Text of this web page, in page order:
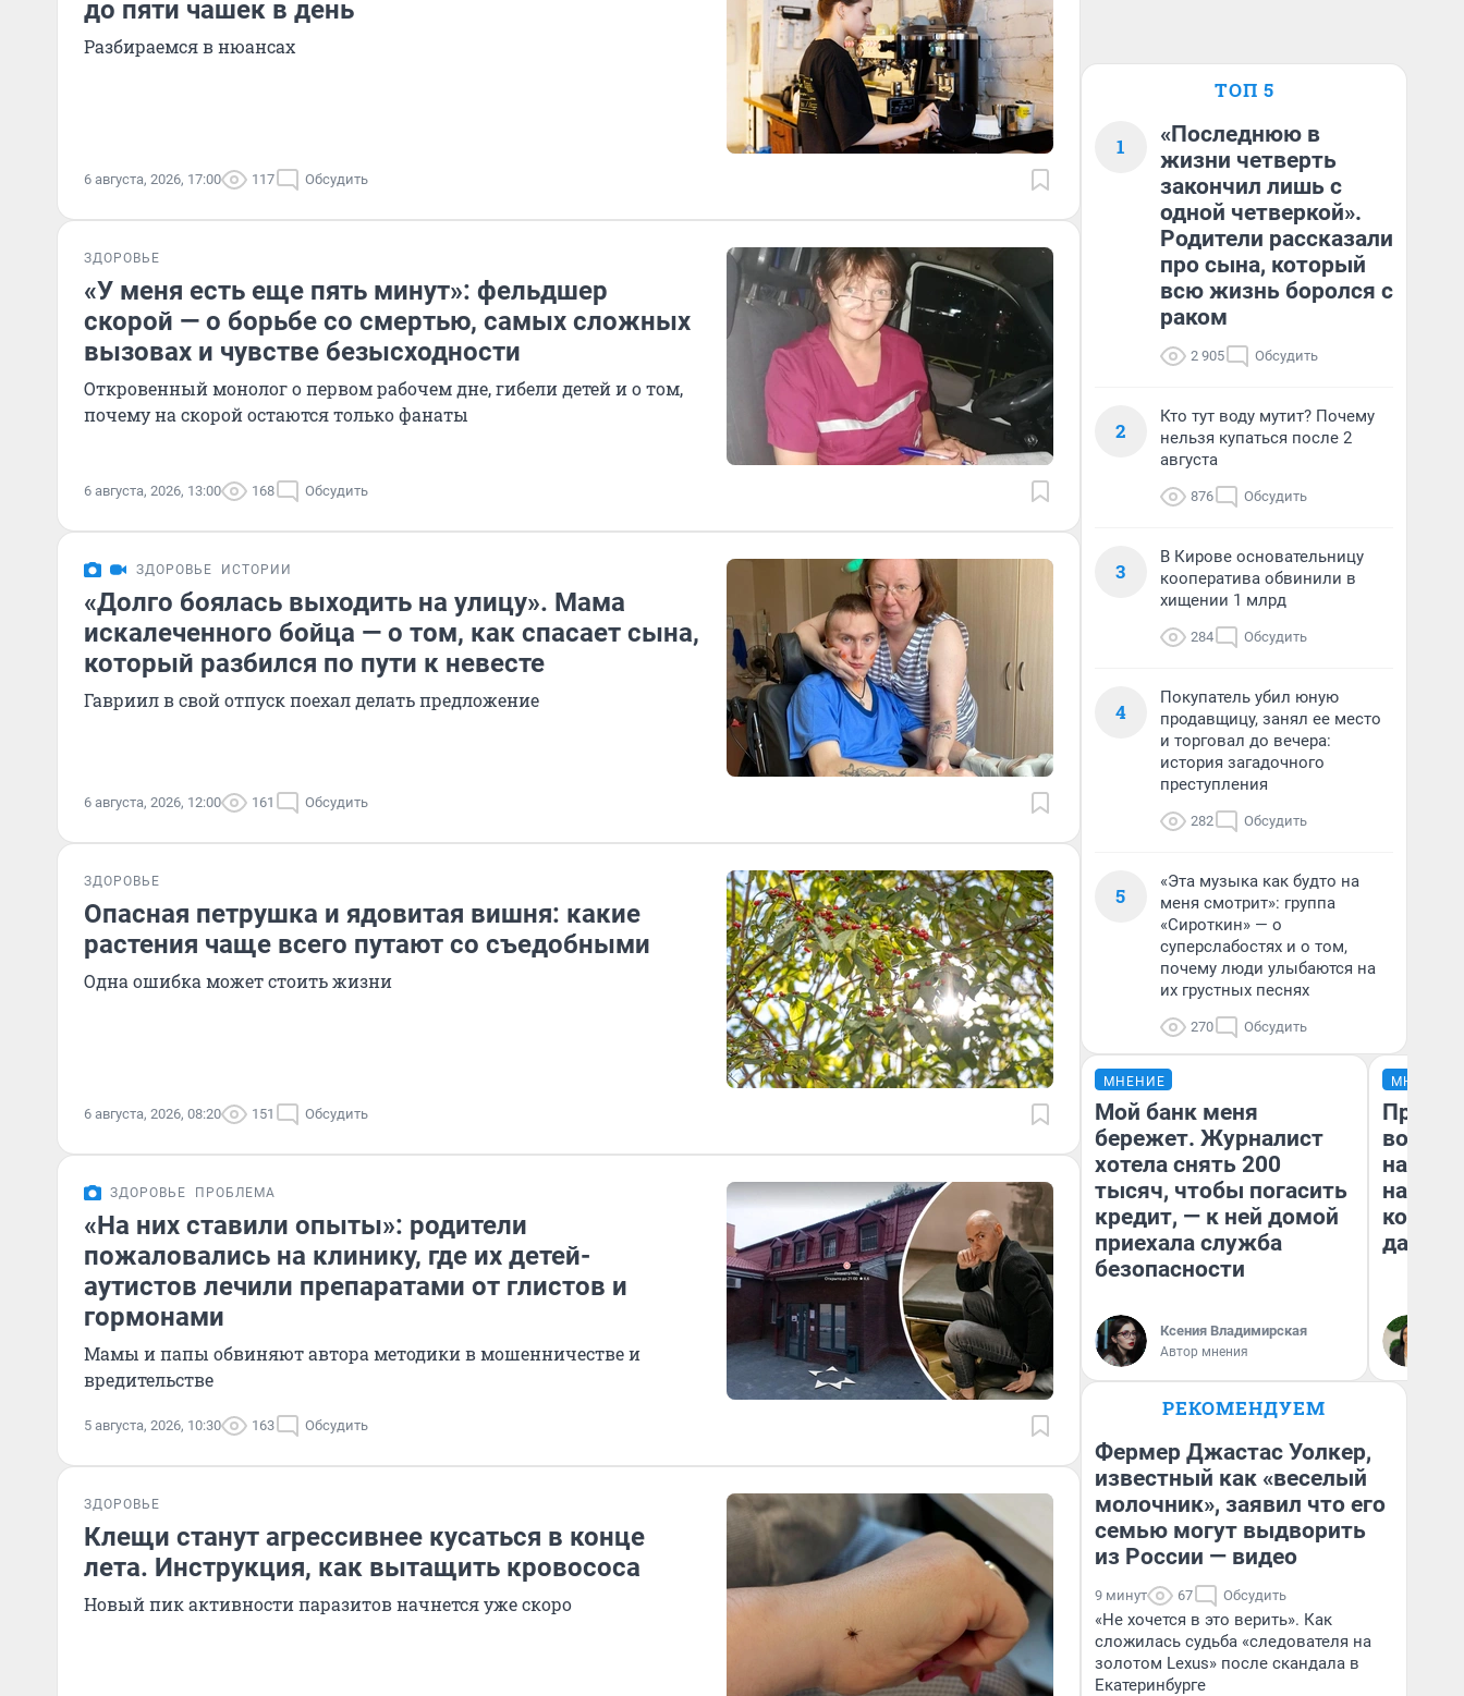
до пяти чашек в день
Разбираемся в нюансах
6 августа, 2026, 17:00 117 Обсудить
ЗДОРОВЬЕ
«У меня есть еще пять минут»: фельдшер
скорой — о борьбе со смертью, самых сложных
вызовах и чувстве безысходности
Откровенный монолог о первом рабочем дне, гибели детей и о том,
почему на скорой остаются только фанаты
6 августа, 2026, 13:00 168 Обсудить
ЗДОРОВЬЕ ИСТОРИИ
«Долго боялась выходить на улицу». Мама
искалеченного бойца — о том, как спасает сына,
который разбился по пути к невесте
Гавриил в свой отпуск поехал делать предложение
6 августа, 2026, 12:00 161 Обсудить
ЗДОРОВЬЕ
Опасная петрушка и ядовитая вишня: какие
растения чаще всего путают со съедобными
Одна ошибка может стоить жизни
6 августа, 2026, 08:20 151 Обсудить
ЗДОРОВЬЕ ПРОБЛЕМА
«На них ставили опыты»: родители
пожаловались на клинику, где их детей-
аутистов лечили препаратами от глистов и
гормонами
Мамы и папы обвиняют автора методики в мошенничестве и
вредительстве
5 августа, 2026, 10:30 163 Обсудить
ЗДОРОВЬЕ
Клещи станут агрессивнее кусаться в конце
лета. Инструкция, как вытащить кровососа
Новый пик активности паразитов начнется уже скоро
ТОП 5
1
«Последнюю в
жизни четверть
закончил лишь с
одной четверкой».
Родители рассказали
про сына, который
всю жизнь боролся с
раком
2 905 Обсудить
2
Кто тут воду мутит? Почему
нельзя купаться после 2
августа
876 Обсудить
3
В Кирове основательницу
кооператива обвинили в
хищении 1 млрд
284 Обсудить
4
Покупатель убил юную
продавщицу, занял ее место
и торговал до вечера:
история загадочного
преступления
282 Обсудить
5
«Эта музыка как будто на
меня смотрит»: группа
«Сироткин» — о
суперслабостях и о том,
почему люди улыбаются на
их грустных песнях
270 Обсудить
МНЕНИЕ
Мой банк меня
бережет. Журналист
хотела снять 200
тысяч, чтобы погасить
кредит, — к ней домой
приехала служба
безопасности
Ксения Владимирская
Автор мнения
МНЕНИЕ
нам
даже
РЕКОМЕНДУЕМ
Фермер Джастас Уолкер,
известный как «веселый
молочник», заявил что его
семью могут выдворить
из России — видео
9 минут 67 Обсудить
«Не хочется в это верить». Как
сложилась судьба «следователя на
золотом Lexus» после скандала в
Екатеринбурге